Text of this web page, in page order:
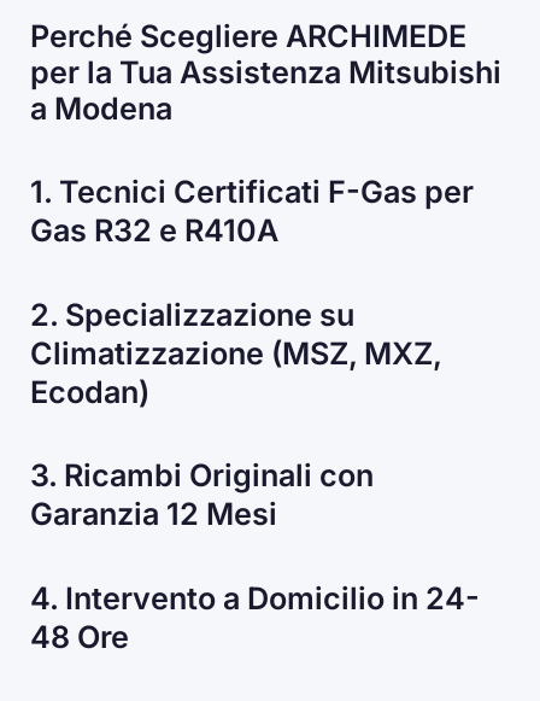
Perché Scegliere ARCHIMEDE
per la Tua Assistenza Mitsubishi
a Modena
1. Tecnici Certificati F-Gas per
Gas R32 e R410A
2. Specializzazione su
Climatizzazione (MSZ, MXZ,
Ecodan)
3. Ricambi Originali con
Garanzia 12 Mesi
4. Intervento a Domicilio in 24-
48 Ore